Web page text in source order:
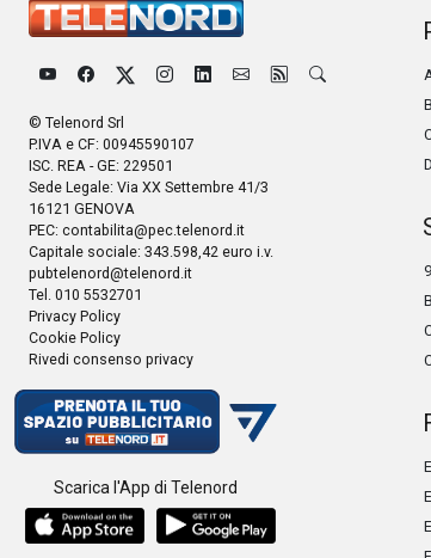
© Telenord Srl
P.IVA e CF: 00945590107
ISC. REA - GE: 229501
Sede Legale: Via XX Settembre 41/3
16121 GENOVA
PEC: contabilita@pec.telenord.it
Capitale sociale: 343.598,42 euro i.v.
pubtelenord@telenord.it
Tel. 010 5532701
Privacy Policy
Cookie Policy
Rivedi consenso privacy
Scarica l'App di Telenord